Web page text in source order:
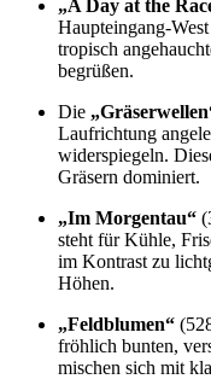
„A Day at the
Haupteingang-
tropisch
begrüßen.
Die
Laufrichtung
widerspiegeln.
Gräsern dominiert.
„Im Morgentau“
steht für Kühle,
im Kontrast zu
Höhen.
„Feldblumen“
fröhlich bunten,
mischen sich mit